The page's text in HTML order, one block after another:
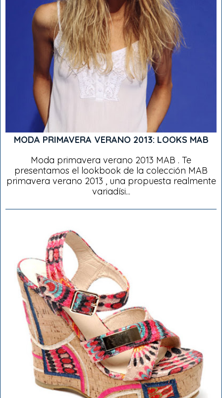
MODA PRIMAVERA VERANO 2013: LOOKS MAB
Moda primavera verano 2013 MAB . Te
presentamos el lookbook de la colección MAB
primavera verano 2013 , una propuesta realmente
variadísi...